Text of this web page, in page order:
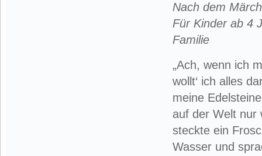
Nach dem
Für Kinder ab 4
Familie
„Ach, wenn ich
wollt‘ ich alles
meine
auf der Welt nur
steckte ein
Wasser und